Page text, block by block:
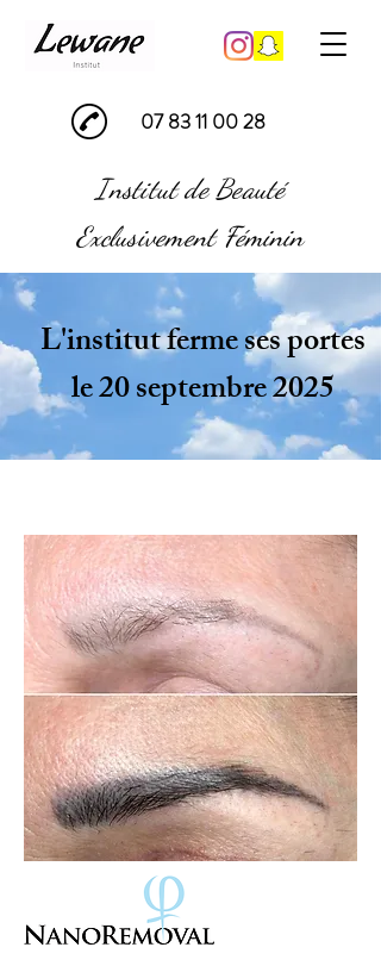
07 83 11 00 28
Institut de Beauté
Exclusivement Féminin
L'institut ferme ses portes
le 20 septembre 2025